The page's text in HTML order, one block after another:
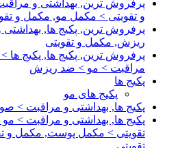
پرفروش ترین, بهداشتی و
و تقویتی > مکمل مو, مکمل و
پرفروش ترین, پکیج ها,
ریزش, مکمل و تقویتی
پرفروش ترین, پکیج ها, پکیج ها
مراقبت > مو > ضد ریزش
پکیج ها
پکیج های مو
پکیج ها, بهداشتی و مراقبت >
پکیج ها, بهداشتی و مراقبت >
تقویتی > مکمل پوست, مکمل و